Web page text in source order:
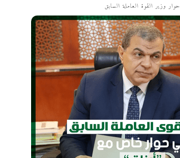
حوار وزير القوة العاملة السابق